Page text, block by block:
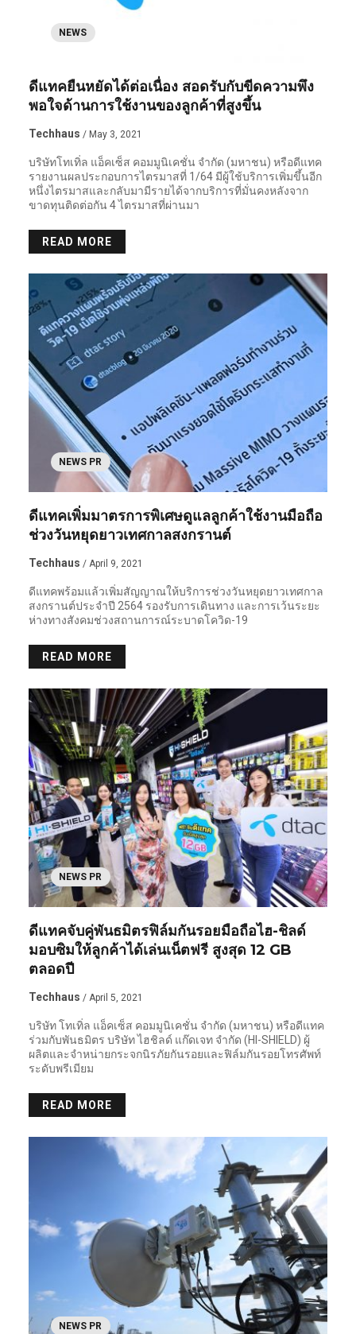
NEWS
ดีแทคยืนหยัดได้ต่อเนื่อง สอดรับกับขีดความพึง
พอใจด้านการใช้งานของลูกค้าที่สูงขึ้น
Techhaus / May 3, 2021
บริษัทโทเทิ่ล แอ็คเซ็ส คอมมูนิเคชั่น จำกัด (มหาชน) หรือดีแทค
รายงานผลประกอบการไตรมาสที่ 1/64 มีผู้ใช้บริการเพิ่มขึ้นอีก
หนึ่งไตรมาสและกลับมามีรายได้จากบริการที่มั่นคงหลังจาก
ขาดทุนติดต่อกัน 4 ไตรมาสที่ผ่านมา
READ MORE
NEWS PR
ดีแทคเพิ่มมาตรการพิเศษดูแลลูกค้าใช้งานมือถือ
ช่วงวันหยุดยาวเทศกาลสงกรานต์
Techhaus / April 9, 2021
ดีแทคพร้อมแล้วเพิ่มสัญญาณให้บริการช่วงวันหยุดยาวเทศกาล
สงกรานต์ประจำปี 2564 รองรับการเดินทาง และการเว้นระยะ
ห่างทางสังคมช่วงสถานการณ์ระบาดโควิด-19
READ MORE
NEWS PR
ดีแทคจับคู่พันธมิตรฟิล์มกันรอยมือถือไฮ-ชิลด์
มอบซิมให้ลูกค้าได้เล่นเน็ตฟรี สูงสุด 12 GB
ตลอดปี
Techhaus / April 5, 2021
บริษัท โทเทิ่ล แอ็คเซ็ส คอมมูนิเคชั่น จำกัด (มหาชน) หรือดีแทค
ร่วมกับพันธมิตร บริษัท ไฮชิลด์ แก๊ดเจท จำกัด (HI-SHIELD) ผู้
ผลิตและจำหน่ายกระจกนิรภัยกันรอยและฟิล์มกันรอยโทรศัพท์
ระดับพรีเมียม
READ MORE
NEWS PR